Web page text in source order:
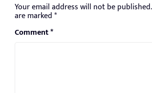
Your email address will not be published.
are marked*
Comment*